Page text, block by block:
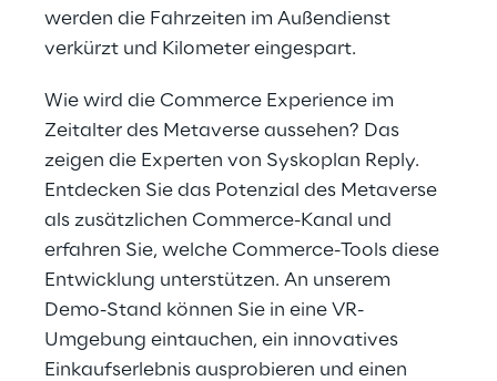
werden die Fahrzeiten im Außendienst
verkürzt und Kilometer eingespart.
Wie wird die Commerce Experience im
Zeitalter des Metaverse aussehen? Das
zeigen die Experten von Syskoplan Reply.
Entdecken Sie das Potenzial des Metaverse
als zusätzlichen Commerce-Kanal und
erfahren Sie, welche Commerce-Tools diese
Entwicklung unterstützen. An unserem
Demo-Stand können Sie in eine VR-
Umgebung eintauchen, ein innovatives
Einkaufserlebnis ausprobieren und einen